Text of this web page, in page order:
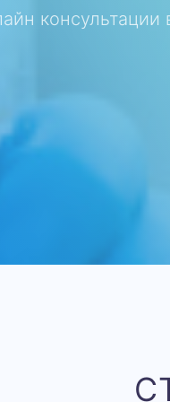
консультации